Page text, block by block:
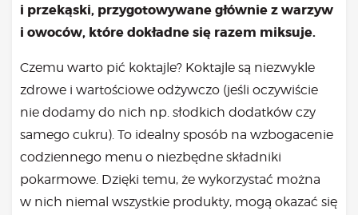
i przekąski, przygotowywane głównie z warzyw
i owoców, które dokładne się razem miksuje.
Czemu warto pić koktajle? Koktajle są niezwykle
zdrowe i wartościowe odżywczo (jeśli oczywiście
nie dodamy do nich np. słodkich dodatków czy
samego cukru). To idealny sposób na wzbogacenie
codziennego menu o niezbędne składniki
pokarmowe. Dzięki temu, że wykorzystać można
w nich niemal wszystkie produkty, mogą okazać się